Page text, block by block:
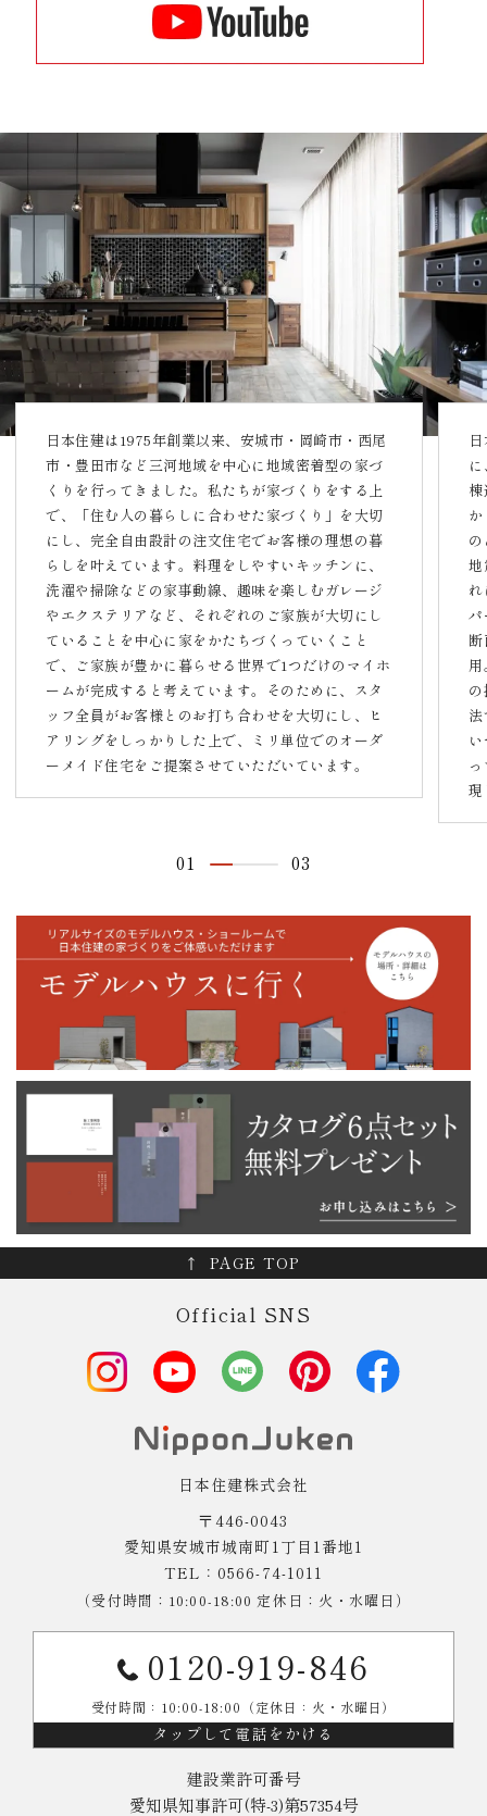
日本住建は1975年創業以来、安城市・岡崎市・西尾
市・豊田市など三河地域を中心に地域密着型の家づ
くりを行ってきました。私たちが家づくりをする上
で、「住む人の暮らしに合わせた家づくり」を大切
にし、完全自由設計の注文住宅でお客様の理想の暮
らしを叶えています。料理をしやすいキッチンに、
洗濯や掃除などの家事動線、趣味を楽しむガレージ
やエクステリアなど、それぞれのご家族が大切にし
ていることを中心に家をかたちづくっていくこと
で、ご家族が豊かに暮らせる世界で1つだけのマイホ
ームが完成すると考えています。そのために、スタ
ッフ全員がお客様とのお打ち合わせを大切にし、ヒ
アリングをしっかりした上で、ミリ単位でのオーダ
ーメイド住宅をご提案させていただいています。
地
現
01 03
PAGE TOP
Official SNS
日本住建株式会社
〒446-0043
愛知県安城市城南町1丁目1番地1
TEL：0566-74-1011
（受付時間：10:00-18:00 定休日：火・水曜日）
0120-919-846
受付時間：10:00-18:00（定休日：火・水曜日）
タップして電話をかける
建設業許可番号
愛知県知事許可(特-3)第57354号